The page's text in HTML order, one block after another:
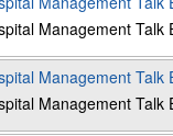
Management
Management Talk
Management